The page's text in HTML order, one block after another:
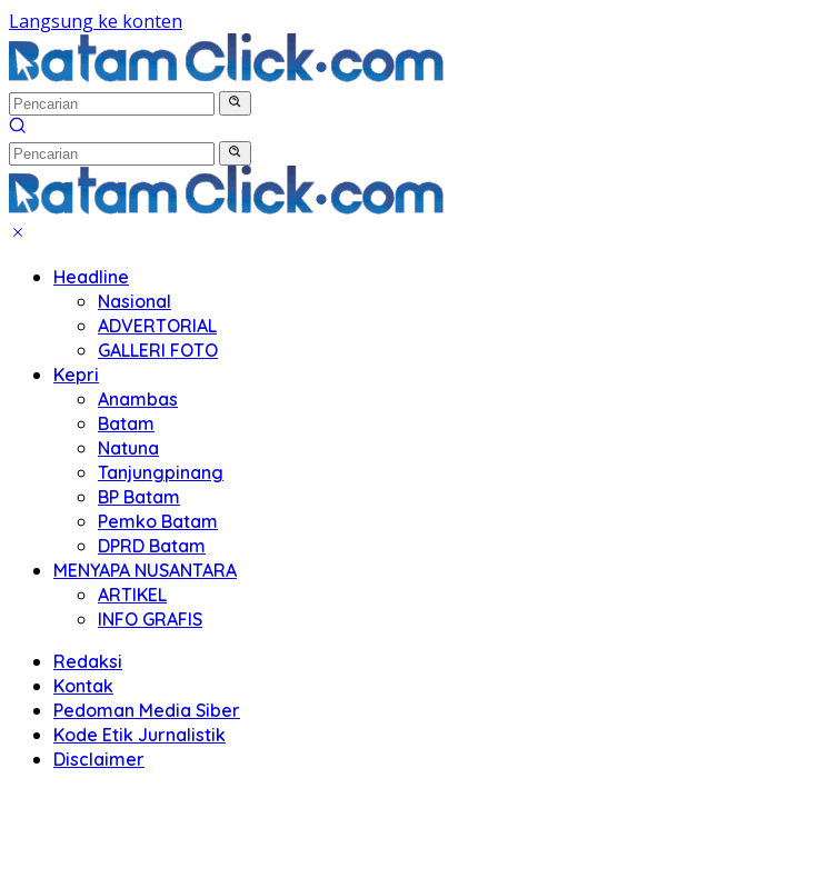
Langsung ke konten
Headline
Nasional
ADVERTORIAL
GALLERI FOTO
Kepri
Anambas
Batam
Natuna
Tanjungpinang
BP Batam
Pemko Batam
DPRD Batam
MENYAPA NUSANTARA
ARTIKEL
INFO GRAFIS
Redaksi
Kontak
Pedoman Media Siber
Kode Etik Jurnalistik
Disclaimer